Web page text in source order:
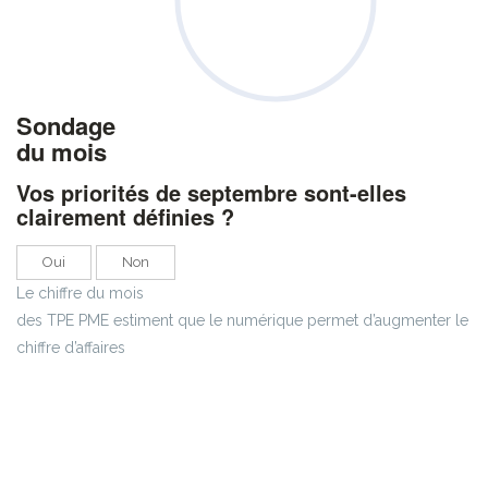
Sondage
du mois
Vos priorités de septembre sont-elles
clairement définies ?
Oui Non
Le chiffre du mois
des TPE PME estiment que le numérique permet d’augmenter le
chiffre d’affaires